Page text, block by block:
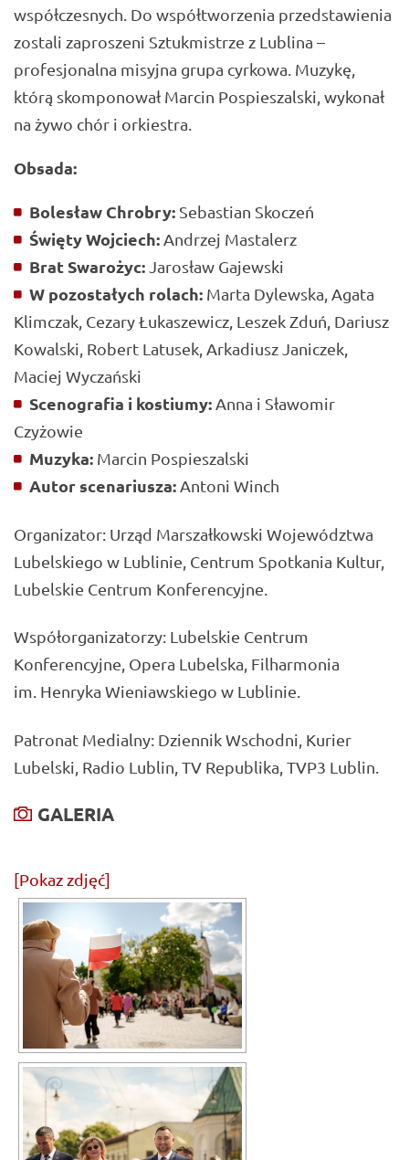
współczesnych. Do współtworzenia przedstawienia
zostali zaproszeni Sztukmistrze z Lublina –
profesjonalna misyjna grupa cyrkowa. Muzykę,
którą skomponował Marcin Pospieszalski, wykonał
na żywo chór i orkiestra.
Obsada:
Bolesław Chrobry: Sebastian Skoczeń
Święty Wojciech:Andrzej Mastalerz
Brat Swarożyc:Jarosław Gajewski
W pozostałych rolach: Marta Dylewska, Agata
Klimczak, Cezary Łukaszewicz, Leszek Zduń, Dariusz
Kowalski, Robert Latusek, Arkadiusz Janiczek,
Maciej Wyczański
Scenografia i kostiumy:Anna i Sławomir
Czyżowie
Muzyka: Marcin Pospieszalski
Autor scenariusza:Antoni Winch
Organizator: Urząd Marszałkowski Województwa
Lubelskiego w Lublinie, Centrum Spotkania Kultur,
Lubelskie Centrum Konferencyjne.
Współorganizatorzy: Lubelskie Centrum
Konferencyjne, Opera Lubelska, Filharmonia
im. Henryka Wieniawskiego w Lublinie.
Patronat Medialny: Dziennik Wschodni, Kurier
Lubelski, Radio Lublin, TV Republika, TVP3 Lublin.
GALERIA
[Pokaz zdjęć]